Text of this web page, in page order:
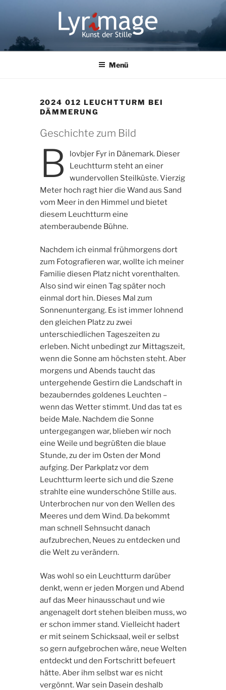
LYRIMAGE
Kunst der Stille
Menü
2024 012 LEUCHTTURM BEI
DÄMMERUNG
Geschichte zum Bild
B
lovbjer Fyr in Dänemark. Dieser
Leuchtturm steht an einer
wundervollen Steilküste. Vierzig
Meter hoch ragt hier die Wand aus Sand
vom Meer in den Himmel und bietet
diesem Leuchtturm eine
atemberaubende Bühne.
Nachdem ich einmal frühmorgens dort
zum Fotografieren war, wollte ich meiner
Familie diesen Platz nicht vorenthalten.
Also sind wir einen Tag später noch
einmal dort hin. Dieses Mal zum
Sonnenuntergang. Es ist immer lohnend
den gleichen Platz zu zwei
unterschiedlichen Tageszeiten zu
erleben. Nicht unbedingt zur Mittagszeit,
wenn die Sonne am höchsten steht. Aber
morgens und Abends taucht das
untergehende Gestirn die Landschaft in
bezauberndes goldenes Leuchten –
wenn das Wetter stimmt. Und das tat es
beide Male. Nachdem die Sonne
untergegangen war, blieben wir noch
eine Weile und begrüßten die blaue
Stunde, zu der im Osten der Mond
aufging. Der Parkplatz vor dem
Leuchtturm leerte sich und die Szene
strahlte eine wunderschöne Stille aus.
Unterbrochen nur von den Wellen des
Meeres und dem Wind. Da bekommt
man schnell Sehnsucht danach
aufzubrechen, Neues zu entdecken und
die Welt zu verändern.
Was wohl so ein Leuchtturm darüber
denkt, wenn er jeden Morgen und Abend
auf das Meer hinausschaut und wie
angenagelt dort stehen bleiben muss, wo
er schon immer stand. Vielleicht hadert
er mit seinem Schicksaal, weil er selbst
so gern aufgebrochen wäre, neue Welten
entdeckt und den Fortschritt befeuert
hätte. Aber ihm selbst war es nicht
vergönnt. War sein Dasein deshalb